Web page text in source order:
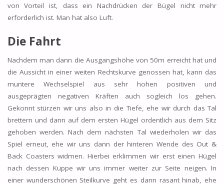
von Vorteil ist, dass ein Nachdrücken der Bügel nicht mehr
erforderlich ist. Man hat also Luft.
Die Fahrt
Nachdem man dann die Ausgangshöhe von 50m erreicht hat und
die Aussicht in einer weiten Rechtskurve genossen hat, kann das
muntere Wechselspiel aus sehr hohen positiven und
ausgeprägten negativen Kräften auch sogleich los gehen.
Gekonnt stürzen wir uns also in die Tiefe, ehe wir durch das Tal
brettern und dann auf dem ersten Hügel ordentlich aus dem Sitz
gehoben werden. Nach dem nächsten Tal wiederholen wir das
Spiel erneut, ehe wir uns dann der hinteren Wende des Out &
Back Coasters widmen. Hierbei erklimmen wir erst einen Hügel
nach dessen Kuppe wir uns immer weiter zur Seite neigen. In
einer wunderschönen Steilkurve geht es dann rasant hinab, ehe